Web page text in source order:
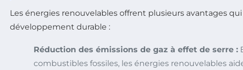
Les énergies renouvelables offrent plusieurs avantages
développement durable :
Réduction des émissions de gaz à effet de serre :
combustibles fossiles, les énergies renouvelables